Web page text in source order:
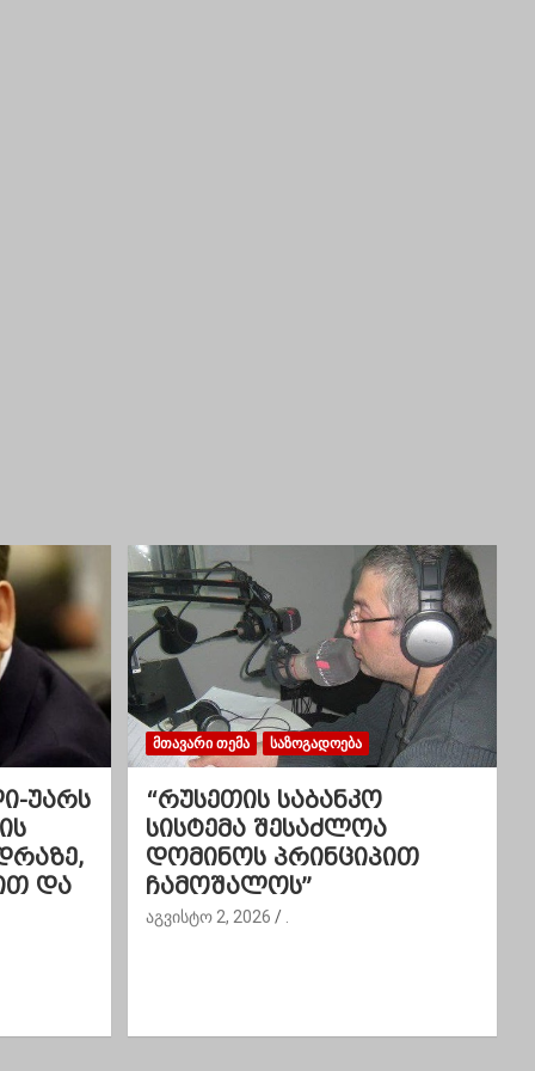
უარს
და
ᲛᲗᲐᲕᲐᲠᲘ ᲗᲔᲛᲐ ᲡᲐᲖᲝᲒᲐᲓᲝᲔᲑᲐ
“რუსეთის საბანკო
სისტემა შესაძლოა
დომინოს პრინციპით
ჩამოშალოს”
აგვისტო 2, 2026